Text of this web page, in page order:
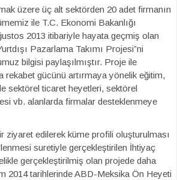
üzere üç alt sektörden 20 adet firmanın
ile T.C. Ekonomi Bakanlığı
2013 itibariyle hayata geçmiş olan
Pazarlama Takımı Projesi”ni
bilgisi paylaşılmıştır. Proje ile
rekabet gücünü artırmaya yönelik eğitim,
sektörel ticaret heyetleri, sektörel
vb. alanlarda firmalar desteklenmeye
ziyaret edilerek küme profili oluşturulması
suretiyle gerçekleştirilen İhtiyaç
gerçekleştirilmiş olan projede daha
2014 tarihlerinde ABD-Meksika Ön Heyeti